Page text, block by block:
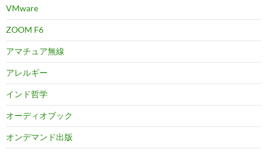
VMware
ZOOM F6
アマチュア無線
アレルギー
インド哲学
オーディオブック
オンデマンド出版